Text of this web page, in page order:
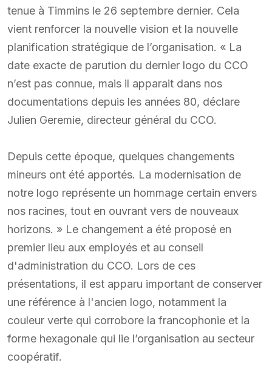
tenue à Timmins le 26 septembre dernier. Cela
vient renforcer la nouvelle vision et la nouvelle
planification stratégique de l’organisation. « La
date exacte de parution du dernier logo du CCO
n’est pas connue, mais il apparait dans nos
documentations depuis les années 80, déclare
Julien Geremie, directeur général du CCO.
Depuis cette époque, quelques changements
mineurs ont été apportés. La modernisation de
notre logo représente un hommage certain envers
nos racines, tout en ouvrant vers de nouveaux
horizons. » Le changement a été proposé en
premier lieu aux employés et au conseil
d'administration du CCO. Lors de ces
présentations, il est apparu important de conserver
une référence à l'ancien logo, notamment la
couleur verte qui corrobore la francophonie et la
forme hexagonale qui lie l’organisation au secteur
coopératif.